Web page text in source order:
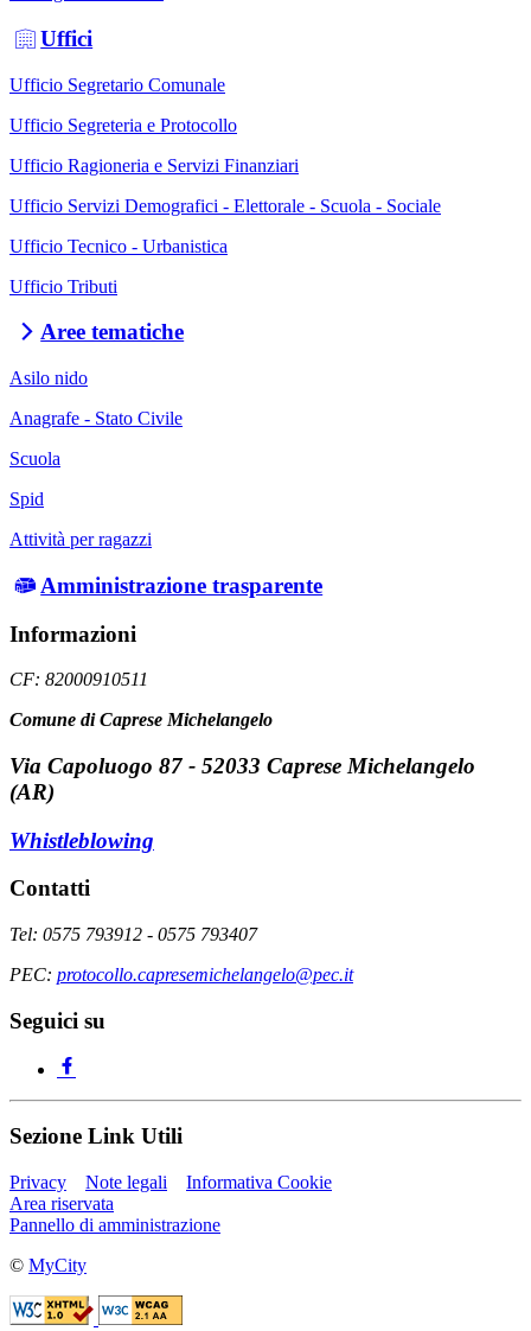
Uffici
Ufficio Segretario Comunale
Ufficio Segreteria e Protocollo
Ufficio Ragioneria e Servizi Finanziari
Ufficio Servizi Demografici - Elettorale - Scuola - Sociale
Ufficio Tecnico - Urbanistica
Ufficio Tributi
Aree tematiche
Asilo nido
Anagrafe - Stato Civile
Scuola
Spid
Attività per ragazzi
Amministrazione trasparente
Informazioni
CF: 82000910511
Comune di Caprese Michelangelo
Via Capoluogo 87 - 52033 Caprese Michelangelo
(AR)
Whistleblowing
Contatti
Tel: 0575 793912 - 0575 793407
PEC: protocollo.capresemichelangelo@pec.it
Seguici su
Sezione Link Utili
Privacy Note legali
Informativa Cookie
Area riservata
Pannello di amministrazione
© MyCity